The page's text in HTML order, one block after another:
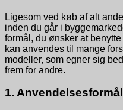
Ligesom ved køb af alt
inden du går i
formål, du ønsker at
kan anvendes til mange
modeller, som egner sig
frem for andre.
1. Anvendelsesformål